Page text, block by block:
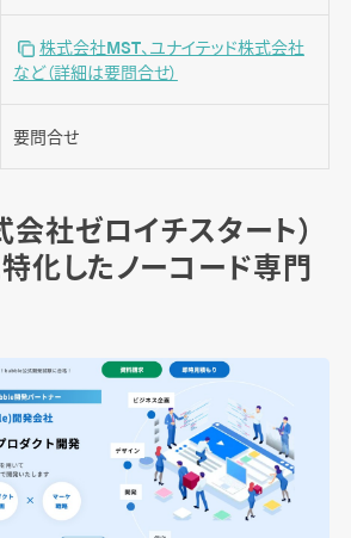
株式会社MST、ユナイテッド株式会社
など（詳細は要問合せ）
要問合せ
社ゼロイチスタート）
化したノーコード専門